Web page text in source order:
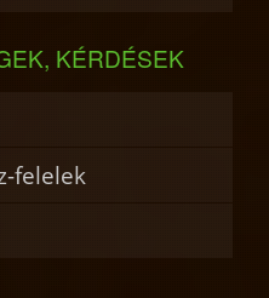
KÉRDÉSEK
felelek